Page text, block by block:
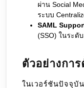
ผ่าน Social
ระบบ
SAML
(SSO) ในระดั
ตัวอย่างกา
ในเวอร์ชันปัจจุบั